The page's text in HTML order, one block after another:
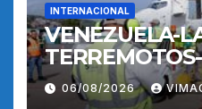
INTERNACIONAL
VENEZUELA-
TERREMOTOS-
06/08/2026